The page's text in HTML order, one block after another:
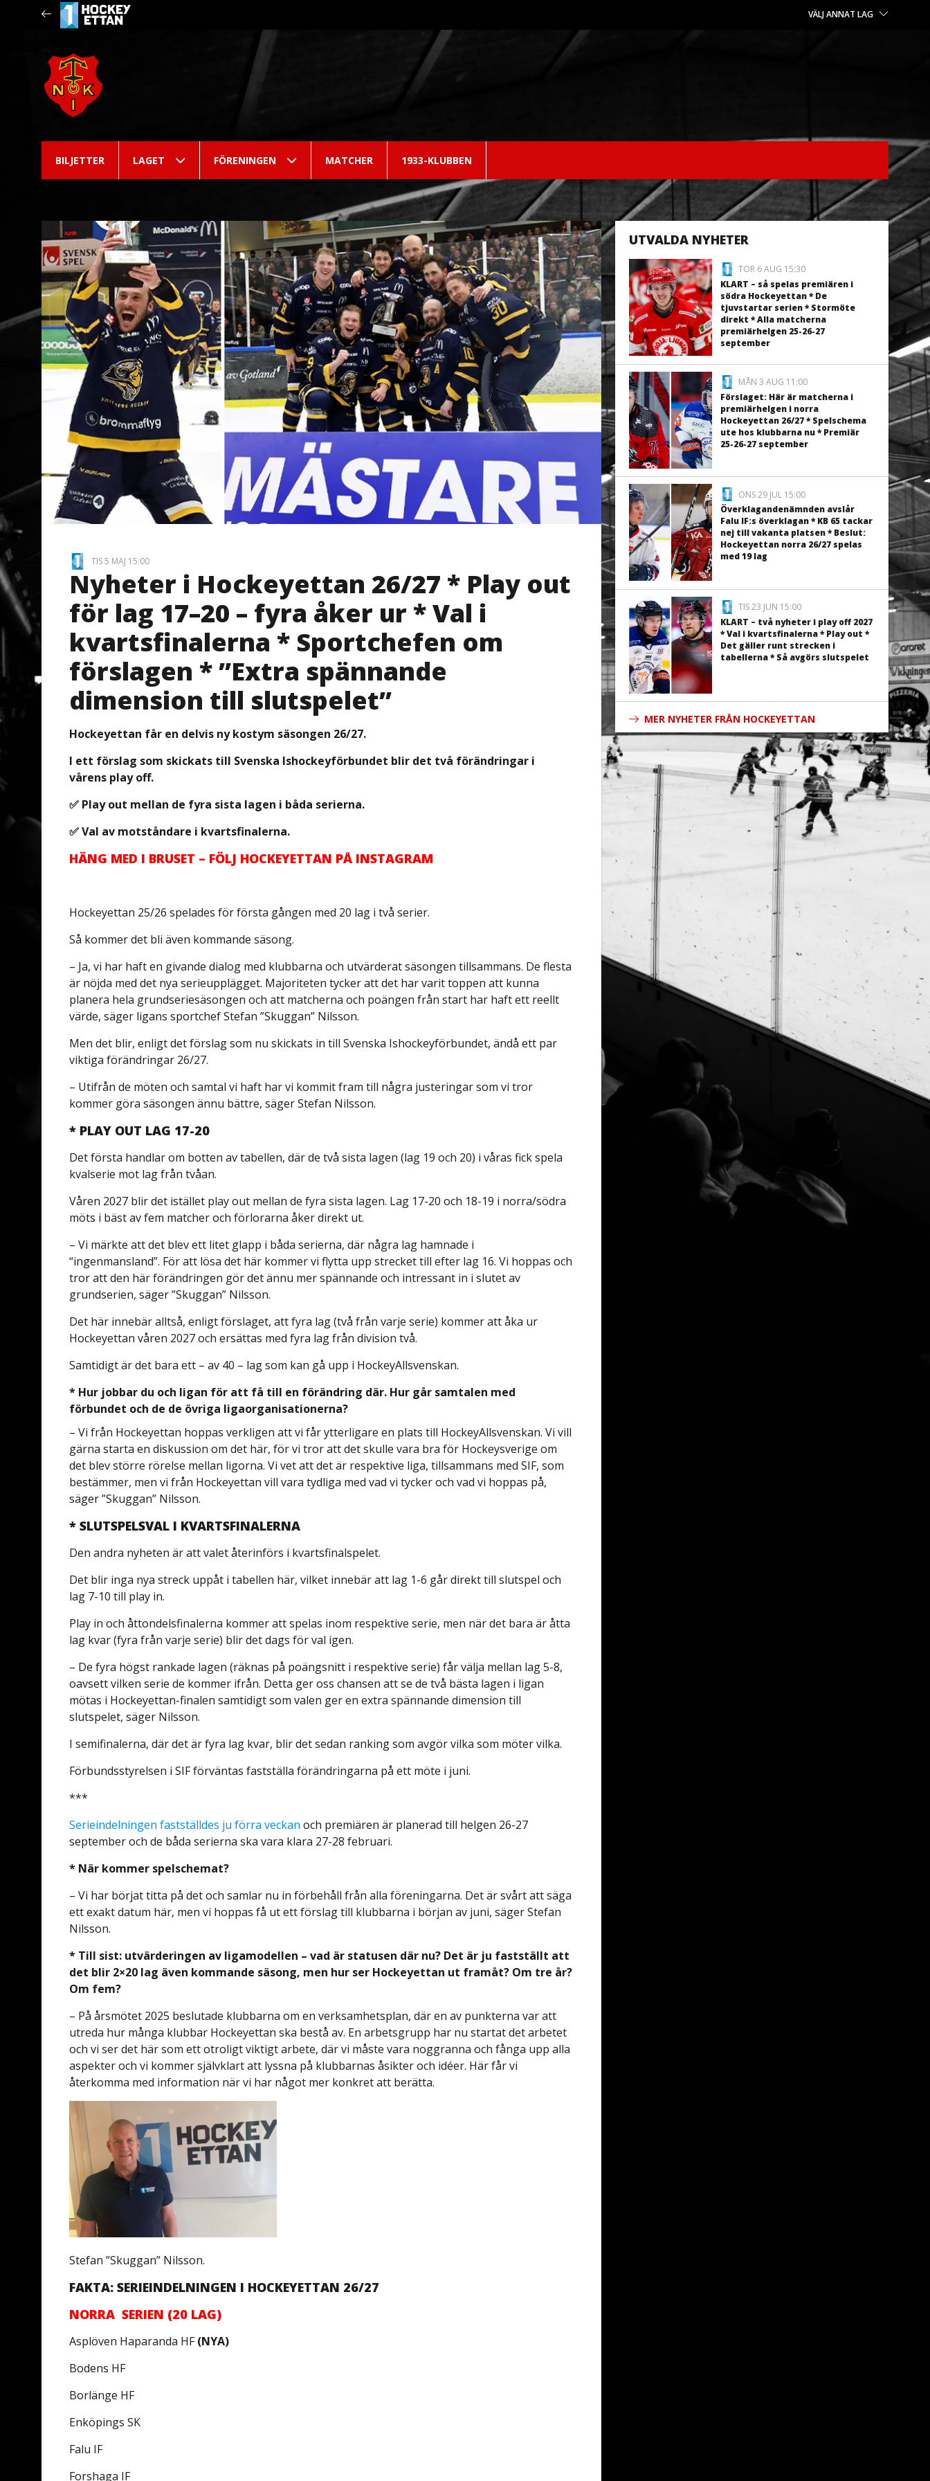
VÄLJ ANNAT LAG
BILJETTER LAGET FÖRENINGEN MATCHER 1933-KLUBBEN
TIS 5 MAJ 15:00
Nyheter i Hockeyettan 26/27 * Play out
för lag 17–20 – fyra åker ur * Val i
kvartsfinalerna * Sportchefen om
förslagen * ”Extra spännande
dimension till slutspelet”
Hockeyettan får en delvis ny kostym säsongen 26/27.
I ett förslag som skickats till Svenska Ishockeyförbundet blir det två förändringar i
vårens play off.
✅ Play out mellan de fyra sista lagen i båda serierna.
✅ Val av motståndare i kvartsfinalerna.
HÄNG MED I BRUSET – FÖLJ HOCKEYETTAN PÅ INSTAGRAM
Hockeyettan 25/26 spelades för första gången med 20 lag i två serier.
Så kommer det bli även kommande säsong.
– Ja, vi har haft en givande dialog med klubbarna och utvärderat säsongen tillsammans. De flesta
är nöjda med det nya serieupplägget. Majoriteten tycker att det har varit toppen att kunna
planera hela grundseriesäsongen och att matcherna och poängen från start har haft ett reellt
värde, säger ligans sportchef Stefan ”Skuggan” Nilsson.
Men det blir, enligt det förslag som nu skickats in till Svenska Ishockeyförbundet, ändå ett par
viktiga förändringar 26/27.
– Utifrån de möten och samtal vi haft har vi kommit fram till några justeringar som vi tror
kommer göra säsongen ännu bättre, säger Stefan Nilsson.
* PLAY OUT LAG 17-20
Det första handlar om botten av tabellen, där de två sista lagen (lag 19 och 20) i våras fick spela
kvalserie mot lag från tvåan.
Våren 2027 blir det istället play out mellan de fyra sista lagen. Lag 17-20 och 18-19 i norra/södra
möts i bäst av fem matcher och förlorarna åker direkt ut.
– Vi märkte att det blev ett litet glapp i båda serierna, där några lag hamnade i
“ingenmansland”. För att lösa det här kommer vi flytta upp strecket till efter lag 16. Vi hoppas och
tror att den här förändringen gör det ännu mer spännande och intressant in i slutet av
grundserien, säger ”Skuggan” Nilsson.
Det här innebär alltså, enligt förslaget, att fyra lag (två från varje serie) kommer att åka ur
Hockeyettan våren 2027 och ersättas med fyra lag från division två.
Samtidigt är det bara ett – av 40 – lag som kan gå upp i HockeyAllsvenskan.
* Hur jobbar du och ligan för att få till en förändring där. Hur går samtalen med
förbundet och de de övriga ligaorganisationerna?
– Vi från Hockeyettan hoppas verkligen att vi får ytterligare en plats till HockeyAllsvenskan. Vi vill
gärna starta en diskussion om det här, för vi tror att det skulle vara bra för Hockeysverige om
det blev större rörelse mellan ligorna. Vi vet att det är respektive liga, tillsammans med SIF, som
bestämmer, men vi från Hockeyettan vill vara tydliga med vad vi tycker och vad vi hoppas på,
säger ”Skuggan” Nilsson.
* SLUTSPELSVAL I KVARTSFINALERNA
Den andra nyheten är att valet återinförs i kvartsfinalspelet.
Det blir inga nya streck uppåt i tabellen här, vilket innebär att lag 1-6 går direkt till slutspel och
lag 7-10 till play in.
Play in och åttondelsfinalerna kommer att spelas inom respektive serie, men när det bara är åtta
lag kvar (fyra från varje serie) blir det dags för val igen.
– De fyra högst rankade lagen (räknas på poängsnitt i respektive serie) får välja mellan lag 5-8,
oavsett vilken serie de kommer ifrån. Detta ger oss chansen att se de två bästa lagen i ligan
mötas i Hockeyettan-finalen samtidigt som valen ger en extra spännande dimension till
slutspelet, säger Nilsson.
I semifinalerna, där det är fyra lag kvar, blir det sedan ranking som avgör vilka som möter vilka.
Förbundsstyrelsen i SIF förväntas fastställa förändringarna på ett möte i juni.
***
Serieindelningen fastställdes ju förra veckan och premiären är planerad till helgen 26-27
september och de båda serierna ska vara klara 27-28 februari.
* När kommer spelschemat?
– Vi har börjat titta på det och samlar nu in förbehåll från alla föreningarna. Det är svårt att säga
ett exakt datum här, men vi hoppas få ut ett förslag till klubbarna i början av juni, säger Stefan
Nilsson.
* Till sist: utvärderingen av ligamodellen – vad är statusen där nu? Det är ju fastställt att
det blir 2×20 lag även kommande säsong, men hur ser Hockeyettan ut framåt? Om tre år?
Om fem?
– På årsmötet 2025 beslutade klubbarna om en verksamhetsplan, där en av punkterna var att
utreda hur många klubbar Hockeyettan ska bestå av. En arbetsgrupp har nu startat det arbetet
och vi ser det här som ett otroligt viktigt arbete, där vi måste vara noggranna och fånga upp alla
aspekter och vi kommer självklart att lyssna på klubbarnas åsikter och idéer. Här får vi
återkomma med information när vi har något mer konkret att berätta.
Stefan ”Skuggan” Nilsson.
FAKTA: SERIEINDELNINGEN I HOCKEYETTAN 26/27
NORRA SERIEN (20 LAG)
Asplöven Haparanda HF(NYA)
Bodens HF
Borlänge HF
Enköpings SK
Falu IF
Forshaga IF
UTVALDA NYHETER
TOR 6 AUG 15:30
KLART – så spelas premiären i
södra Hockeyettan * De
tjuvstartar serien * Stormöte
direkt * Alla matcherna
premiärhelgen 25-26-27
september
MÅN 3 AUG 11:00
Förslaget: Här är matcherna i
premiärhelgen i norra
Hockeyettan 26/27 * Spelschema
ute hos klubbarna nu * Premiär
25-26-27 september
ONS 29 JUL 15:00
Överklagandenämnden avslår
Falu IF:s överklagan * KB 65 tackar
nej till vakanta platsen * Beslut:
Hockeyettan norra 26/27 spelas
med 19 lag
TIS 23 JUN 15:00
KLART – två nyheter i play off 2027
* Val i kvartsfinalerna * Play out *
Det gäller runt strecken i
tabellerna * Så avgörs slutspelet
MER NYHETER FRÅN HOCKEYETTAN